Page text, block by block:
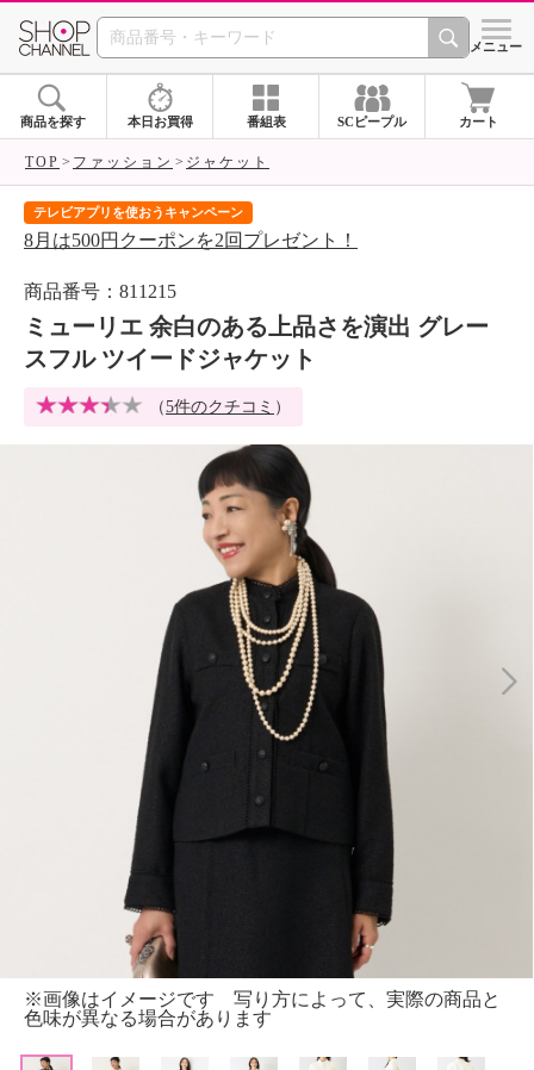
SHOP CHANNEL シメニュー
商品を探す 本日お買得 番組表 SCピープル カート
TOP ファッション ジャケット
テレビアプリを使おうキャンペーン
8月は500円クーポンを2回プレゼント！
商品番号：811215
ミューリエ 余白のある上品さを演出 グレー
スフル ツイードジャケット
（5件のクチコミ ）
※画像はイメージです 写り方によって、実際の商品と
色味が異なる場合があります